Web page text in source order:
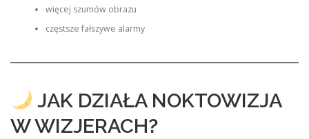
więcej szumów obrazu
częstsze fałszywe alarmy
JAK DZIAŁA NOKTOWIZJA
W WIZJERACH?